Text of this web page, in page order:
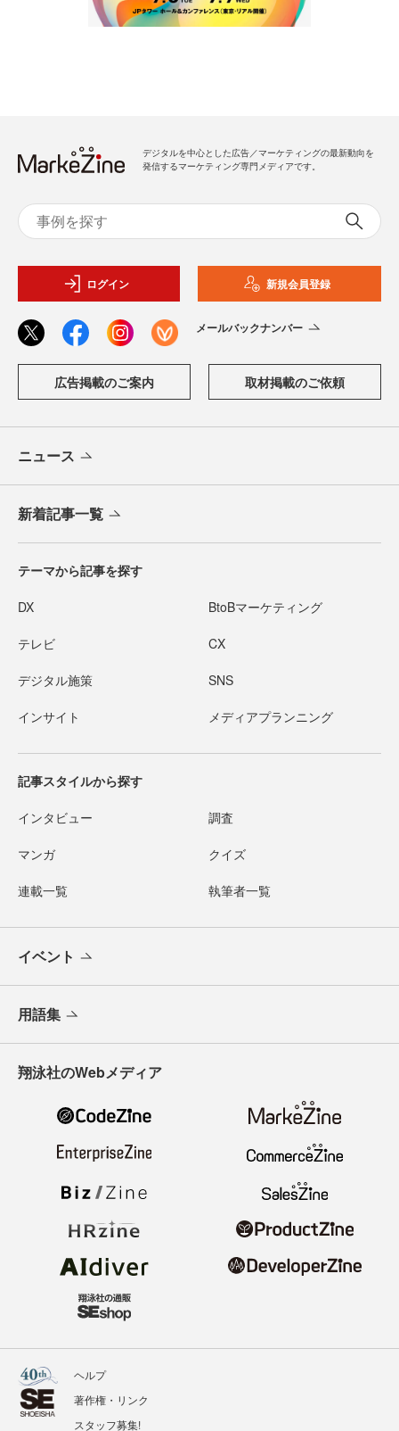
デジタルを中心とした広告／マーケティングの最新動向を
発信するマーケティング専門メディアです。
ログイン 新規会員登録
メールバックナンバー
広告掲載のご案内 取材掲載のご依頼
ニュース
新着記事一覧
テーマから記事を探す
DX BtoBマーケティング
テレビ CX
デジタル施策 SNS
インサイト メディアプランニング
記事スタイルから探す
インタビュー 調査
マンガ クイズ
連載一覧 執筆者一覧
イベント
用語集
翔泳社のWebメディア
ヘルプ
著作権・リンク
スタッフ募集!